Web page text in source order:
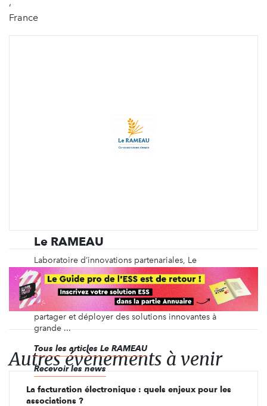
France
Le RAMEAU
Laboratoire d’innovations partenariales, Le
RAMEAU est à la fois un Observatoire national pour
qualifier les enjeux des partenariats, un centre
d’expérimentation pour faire émerger de nouveaux
modèles et un lieu de réflexions prospectives pour
partager et déployer des solutions innovantes à
grande ...
Tous les articles Le RAMEAU
Recevoir les news
Autres évènements à venir
La facturation électronique : quels enjeux pour les
associations ?